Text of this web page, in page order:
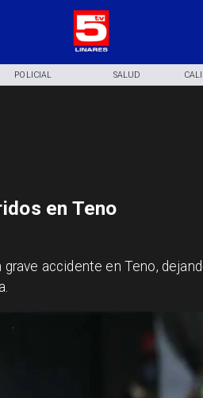
POLICIAL SALUD
en Teno
accidente en Teno,